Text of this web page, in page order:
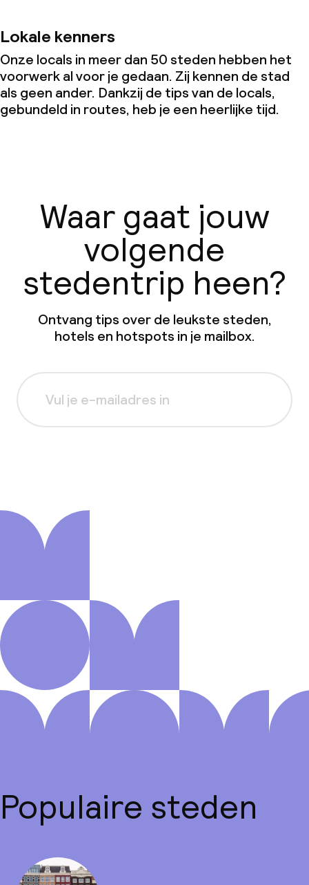
Lokale kenners
Onze locals in meer dan 50 steden hebben het
voorwerk al voor je gedaan. Zij kennen de stad
als geen ander. Dankzij de tips van de locals,
gebundeld in routes, heb je een heerlijke tijd.
Waar gaat jouw
volgende
stedentrip heen?
Ontvang tips over de leukste steden,
hotels en hotspots in je mailbox.
Populaire steden